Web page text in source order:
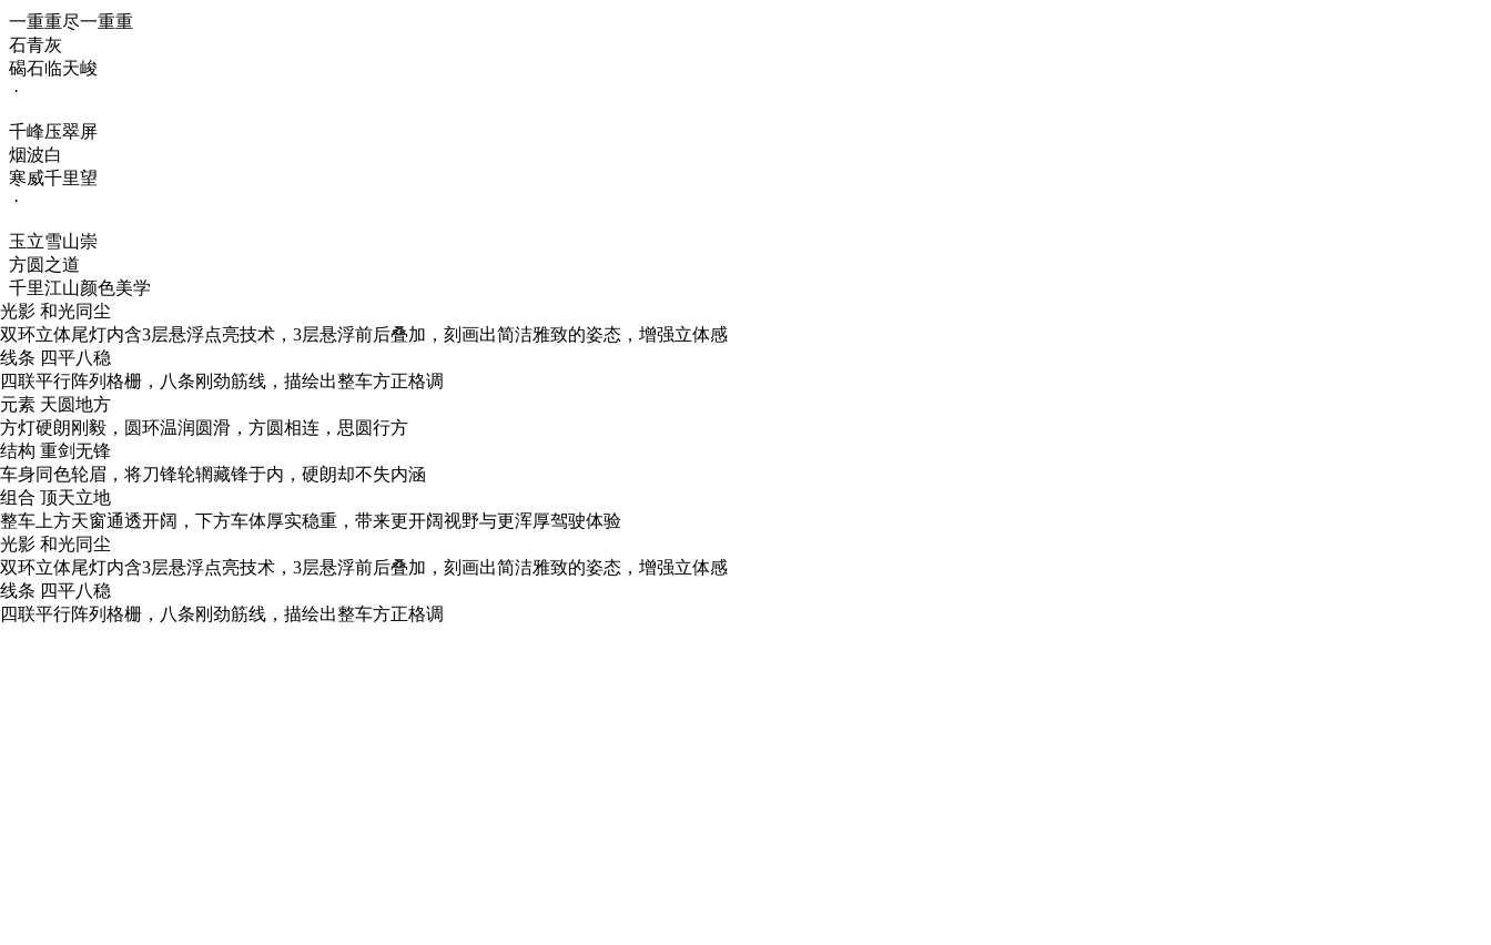
一重重尽一重重
石青灰
碣石临天峻
·
千峰压翠屏
烟波白
寒威千里望
·
玉立雪山崇
方圆之道
千里江山颜色美学
光影 和光同尘
双环立体尾灯内含3层悬浮点亮技术，3层悬浮前后叠加，刻画出简洁雅致的姿态，增强立体感
线条 四平八稳
四联平行阵列格栅，八条刚劲筋线，描绘出整车方正格调
元素 天圆地方
方灯硬朗刚毅，圆环温润圆滑，方圆相连，思圆行方
结构 重剑无锋
车身同色轮眉，将刀锋轮辋藏锋于内，硬朗却不失内涵
组合 顶天立地
整车上方天窗通透开阔，下方车体厚实稳重，带来更开阔视野与更浑厚驾驶体验
光影 和光同尘
双环立体尾灯内含3层悬浮点亮技术，3层悬浮前后叠加，刻画出简洁雅致的姿态，增强立体感
线条 四平八稳
四联平行阵列格栅，八条刚劲筋线，描绘出整车方正格调